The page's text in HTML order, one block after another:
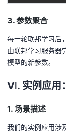
3. 参数聚合
每一轮联邦学习后
由联邦学习服务器
模型的新参数。
VI. 实例应用
1. 场景描述
我们的实例应用涉